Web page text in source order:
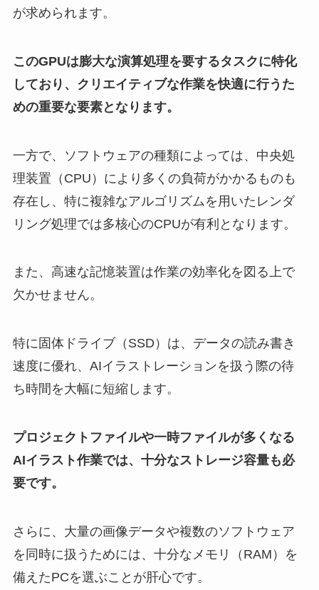
が求められます。
このGPUは膨大な演算処理を要するタスクに特化
しており、クリエイティブな作業を快適に行うた
めの重要な要素となります。
一方で、ソフトウェアの種類によっては、中央処
理装置（CPU）により多くの負荷がかかるものも
存在し、特に複雑なアルゴリズムを用いたレンダ
リング処理では多核心のCPUが有利となります。
また、高速な記憶装置は作業の効率化を図る上で
欠かせません。
特に固体ドライブ（SSD）は、データの読み書き
速度に優れ、AIイラストレーションを扱う際の待
ち時間を大幅に短縮します。
プロジェクトファイルや一時ファイルが多くなる
AIイラスト作業では、十分なストレージ容量も必
要です。
さらに、大量の画像データや複数のソフトウェア
を同時に扱うためには、十分なメモリ（RAM）を
備えたPCを選ぶことが肝心です。